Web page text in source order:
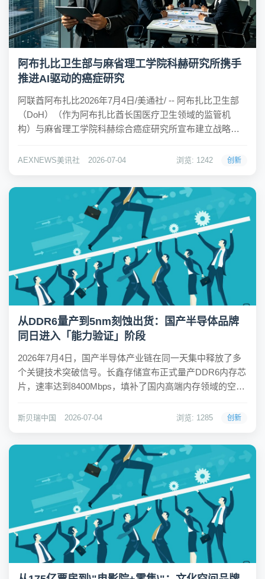
阿布扎比卫生部与麻省理工学院科赫研究所携手
推进AI驱动的癌症研究
阿联酋阿布扎比2026年7月4日/美通社/ -- 阿布扎比卫生部
（DoH）（作为阿布扎比酋长国医疗卫生领域的监管机
构）与麻省理工学院科赫综合癌症研究所宣布建立战略合
生物融合创新。 依托阿布扎比智能生命科学生态体系，此
AEXNEWS美讯社 2026-07-04 浏览: 1242 创新
从DDR6量产到5nm刻蚀出货：国产半导体品牌
同日进入「能力验证」阶段
2026年7月4日，国产半导体产业链在同一天集中释放了多
个关键技术突破信号。长鑫存储宣布正式量产DDR6内存芯
片，速率达到8400Mbps，填补了国内高端内存领域的空
刻蚀机实现批量出货，良率达到国际一线水平，已进入全
斯贝瑞中国 2026-07-04 浏览: 1285 创新